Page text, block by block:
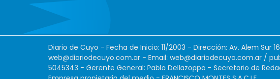
Diario de Cuyo - Fecha de Inicio: 11/2003 - Dirección: Av. Alem Sur
web@diariodecuyo.com.ar - Email: web@diariodecuyo.com.ar /
5045343 - Gerente General: Pablo Dellazoppa - Secretario de